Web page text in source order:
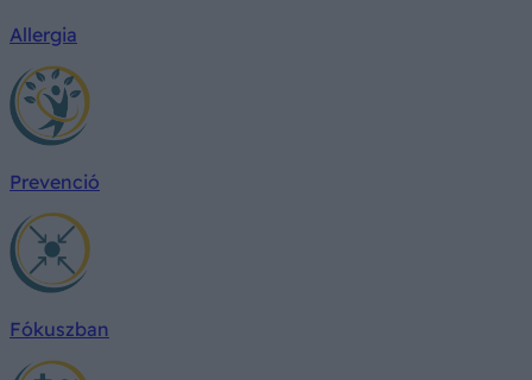
Allergia
Prevenció
Fókuszban